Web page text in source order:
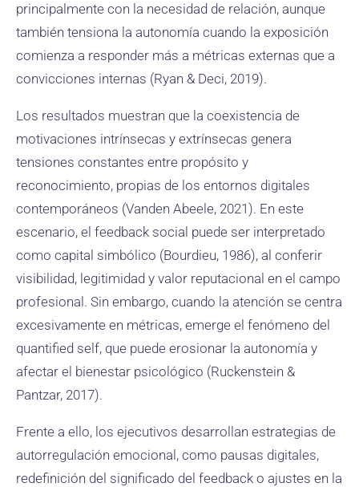
principalmente con la necesidad de relación, aunque
también tensiona la autonomía cuando la exposición
comienza a responder más a métricas externas que a
convicciones internas (Ryan & Deci, 2019).
Los resultados muestran que la coexistencia de
motivaciones intrínsecas y extrínsecas genera
tensiones constantes entre propósito y
reconocimiento, propias de los entornos digitales
contemporáneos (Vanden Abeele, 2021). En este
escenario, el feedback social puede ser interpretado
como capital simbólico (Bourdieu, 1986), al conferir
visibilidad, legitimidad y valor reputacional en el campo
profesional. Sin embargo, cuando la atención se centra
excesivamente en métricas, emerge el fenómeno del
quantified self, que puede erosionar la autonomía y
afectar el bienestar psicológico (Ruckenstein &
Pantzar, 2017).
Frente a ello, los ejecutivos desarrollan estrategias de
autorregulación emocional, como pausas digitales,
redefinición del significado del feedback o ajustes en la